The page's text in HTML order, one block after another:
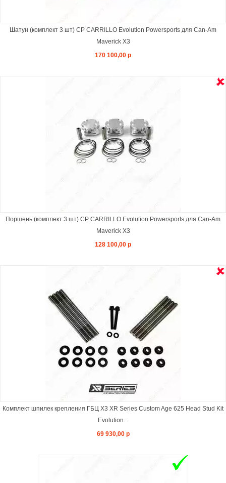
Шатун (комплект 3 шт) CP CARRILLO Evolution Powersports для Can-Am
Maverick X3
170 100,00 р
Поршень (комплект 3 шт) CP CARRILLO Evolution Powersports для Can-Am
Maverick X3
128 100,00 р
Комплект шпилек крепления ГБЦ X3 XR Series Custom Age 625 Head Stud Kit
Evolution...
69 930,00 р